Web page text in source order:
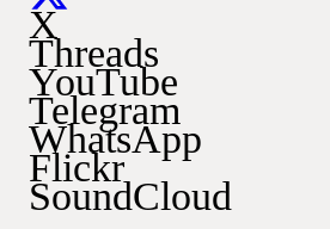
X
Threads
YouTube
Telegram
WhatsApp
Flickr
SoundCloud